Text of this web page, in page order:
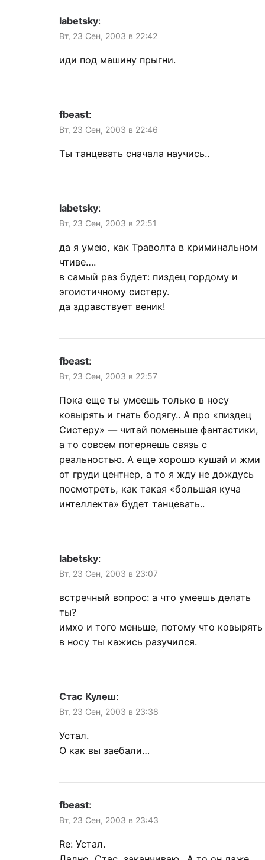
labetsky:
Вт, 23 Сен, 2003 в 22:42
иди под машину прыгни.
fbeast:
Вт, 23 Сен, 2003 в 22:46
Ты танцевать сначала научись..
labetsky:
Вт, 23 Сен, 2003 в 22:51
да я умею, как Траволта в криминальном
чтиве….
в самый раз будет: пиздец гордому и
эгоистичному систеру.
да здравствует веник!
fbeast:
Вт, 23 Сен, 2003 в 22:57
Пока еще ты умеешь только в носу
ковырять и гнать бодягу.. А про «пиздец
Систеру» — читай поменьше фантастики,
а то совсем потеряешь связь с
реальностью. А еще хорошо кушай и жми
от груди центнер, а то я жду не дождусь
посмотреть, как такая «большая куча
интеллекта» будет танцевать..
labetsky:
Вт, 23 Сен, 2003 в 23:07
встречный вопрос: а что умеешь делать
ты?
имхо и того меньше, потому что ковырять
в носу ты кажись разучился.
Стас Кулеш:
Вт, 23 Сен, 2003 в 23:38
Устал.
О как вы заебали…
fbeast:
Вт, 23 Сен, 2003 в 23:43
Re: Устал.